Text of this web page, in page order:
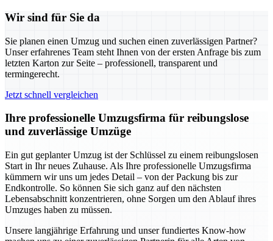
Wir sind für Sie da
Sie planen einen Umzug und suchen einen zuverlässigen Partner?
Unser erfahrenes Team steht Ihnen von der ersten Anfrage bis zum
letzten Karton zur Seite – professionell, transparent und
termingerecht.
Jetzt schnell vergleichen
Ihre professionelle Umzugsfirma für reibungslose
und zuverlässige Umzüge
Ein gut geplanter Umzug ist der Schlüssel zu einem reibungslosen
Start in Ihr neues Zuhause. Als Ihre professionelle Umzugsfirma
kümmern wir uns um jedes Detail – von der Packung bis zur
Endkontrolle. So können Sie sich ganz auf den nächsten
Lebensabschnitt konzentrieren, ohne Sorgen um den Ablauf ihres
Umzuges haben zu müssen.
Unsere langjährige Erfahrung und unser fundiertes Know-how